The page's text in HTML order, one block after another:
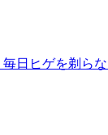
日ヒゲを剃ら